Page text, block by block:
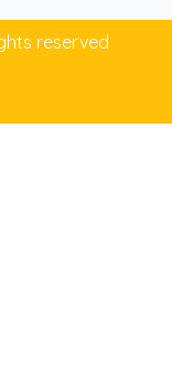
reserved